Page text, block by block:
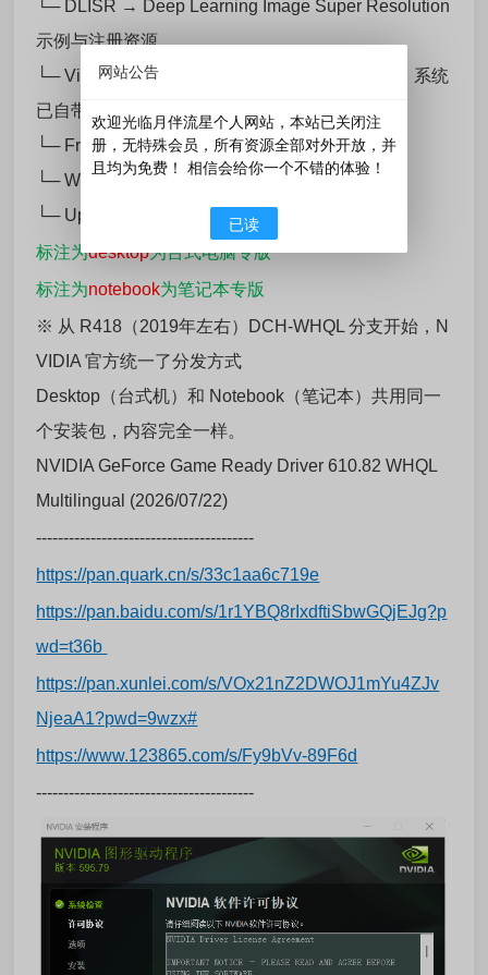
└─ DLISR → Deep Learning Image Super Resolution
示例与注册资源
└─ Visual C++ Redistributable → vcredist_x64，系统
已自带可省略
└─ FrameView SDK → 帧数/延迟性能监控 SDK
└─ WMI Performance Provider → WMI提供程序
└─ Update Core → 外部遥测 / 更新核心
标注为desktop为台式电脑专版
标注为notebook为笔记本专版
※ 从 R418（2019年左右）DCH-WHQL 分支开始，N
VIDIA 官方统一了分发方式
Desktop（台式机）和 Notebook（笔记本）共用同一
个安装包，内容完全一样。
NVIDIA GeForce Game Ready Driver 610.82 WHQL
Multilingual (2026/07/22)
----------------------------------------
https://pan.quark.cn/s/33c1aa6c719e
https://pan.baidu.com/s/1r1YBQ8rIxdftiSbwGQjEJg?p
wd=t36b
https://pan.xunlei.com/s/VOx21nZ2DWOJ1mYu4ZJv
NjeaA1?pwd=9wzx#
https://www.123865.com/s/Fy9bVv-89F6d
----------------------------------------
网站公告
欢迎光临月伴流星个人网站，本站已关闭注
册，无特殊会员，所有资源全部对外开放，并
且均为免费！ 相信会给你一个不错的体验！
已读